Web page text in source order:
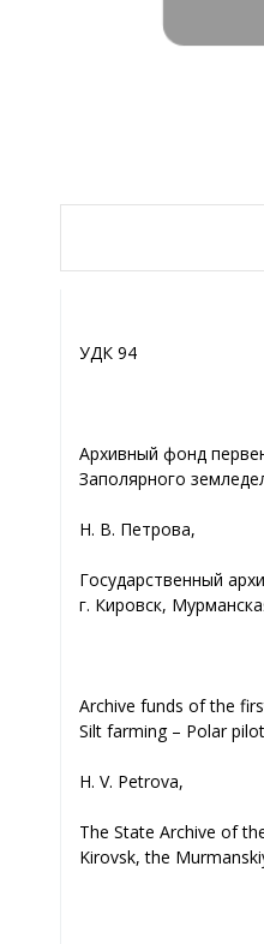
УДК 94
Архивный фонд
Заполярного
Н. В. Петрова,
Государственный
г. Кировск,
Archive funds of the
Silt farming – Polar
Н. V. Petrova,
The State Archive of
Kirovsk, the